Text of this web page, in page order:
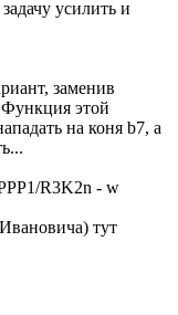
усилить и
заменив
Функция этой
на коня b7, а
R3K2n - w
тут